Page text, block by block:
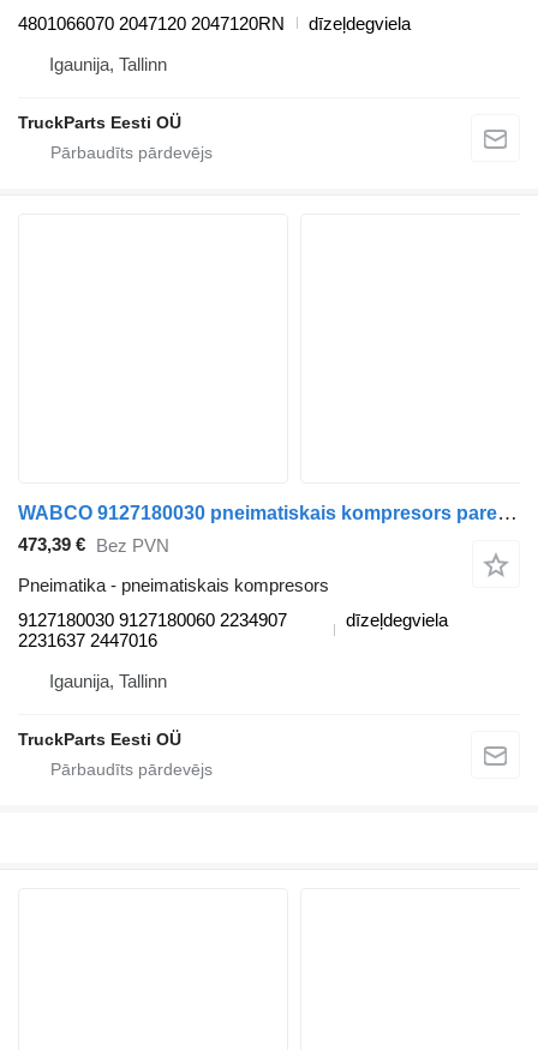
4801066070 2047120 2047120RN
dīzeļdegviela
Igaunija, Tallinn
TruckParts Eesti OÜ
WABCO 9127180030 pneimatiskais kompresors paredzēts DAF XF106 (2014-) vilcēja
473,39 € Bez PVN
Pneimatika - pneimatiskais kompresors
9127180030 9127180060 2234907
2231637 2447016
dīzeļdegviela
Igaunija, Tallinn
TruckParts Eesti OÜ